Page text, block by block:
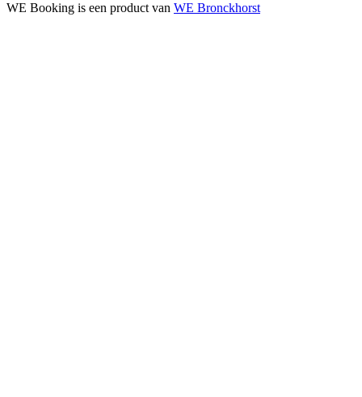
WE Booking is een product van WE Bronckhorst